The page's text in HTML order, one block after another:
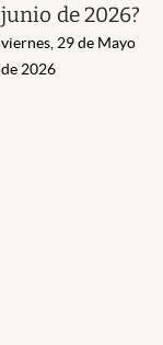
junio de 2026?
viernes, 29 de Mayo
de 2026